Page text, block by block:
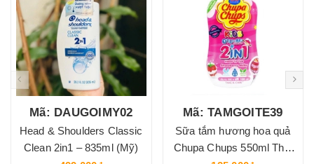
Mã: DAUGOIMY02
Head & Shoulders Classic
Clean 2in1 – 835ml (Mỹ)
Mã: TAMGOITE39
Sữa tắm hương hoa quả
Chupa Chups 550ml Thái